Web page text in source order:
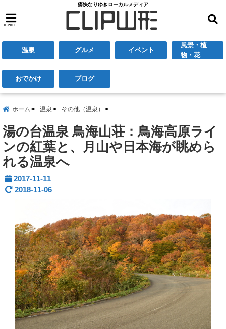
痛快なりゆきローカルメディア
menu
温泉 グルメ イベント
風景・植
物・花
おでかけ ブログ
ホーム 温泉 その他（温泉）
湯の台温泉 鳥海山荘：鳥海高原ライ
ンの紅葉と、月山や日本海が眺めら
れる温泉へ
2017-11-11
2018-11-06